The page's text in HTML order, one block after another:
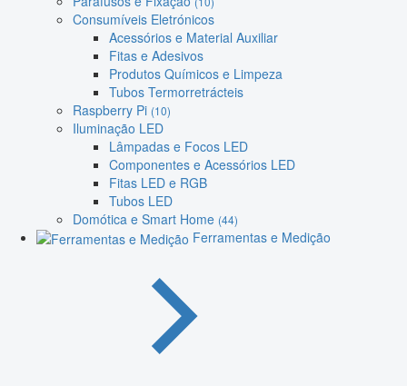
Consumíveis Eletrónicos
Acessórios e Material Auxiliar
Fitas e Adesivos
Produtos Químicos e Limpeza
Tubos Termorretrácteis
Raspberry Pi (10)
Iluminação LED
Lâmpadas e Focos LED
Componentes e Acessórios LED
Fitas LED e RGB
Tubos LED
Domótica e Smart Home (44)
Ferramentas e Medição